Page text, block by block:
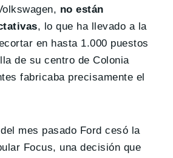
no están
, lo que ha llevado a la
en hasta 1.000 puestos
de su centro de Colonia
fabricaba precisamente el
mes pasado Ford cesó la
Focus, una decisión que